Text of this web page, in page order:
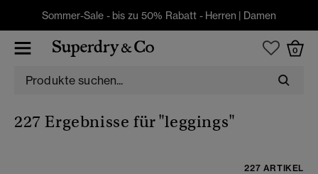
Sommer-Sale - bis zu 50% Rabatt - Herren | Damen
0
227 Ergebnisse für"leggings"
227 ARTIKEL